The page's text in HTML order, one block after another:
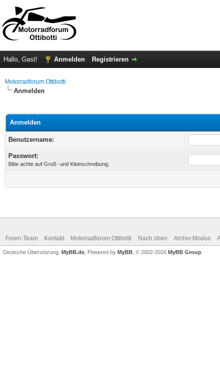
Hallo, Gast! Anmelden Registrieren
Motorradforum Ottibotti
Anmelden
Anmelden
Benutzername:
Passwort:
Bitte achte auf Groß- und Kleinschreibung.
Foren-Team Kontakt Motorradforum Ottibotti Nach oben Archiv-Modus
Deutsche Übersetzung: MyBB.de , Powered by MyBB , © 2002-2026 MyBB Group